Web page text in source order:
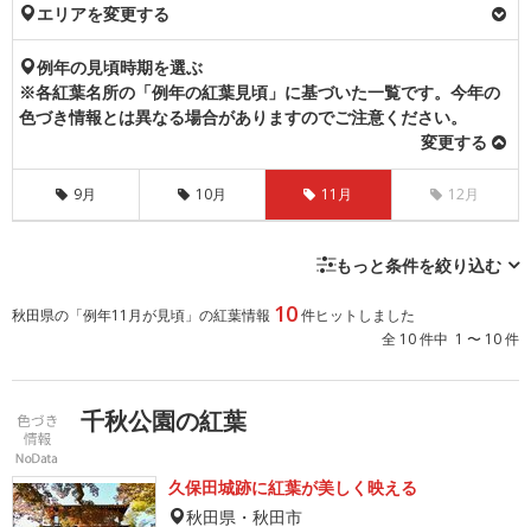
エリアを変更する
例年の見頃時期を選ぶ
※各紅葉名所の「例年の紅葉見頃」に基づいた一覧です。今年の
色づき情報とは異なる場合がありますのでご注意ください。
変更する
9月 10月 11月 12月
もっと条件を絞り込む
秋田県の「例年11月が見頃」の紅葉情報 10件ヒットしました
全 10 件中 1 〜 10 件
千秋公園の紅葉
久保田城跡に紅葉が美しく映える
秋田県・秋田市